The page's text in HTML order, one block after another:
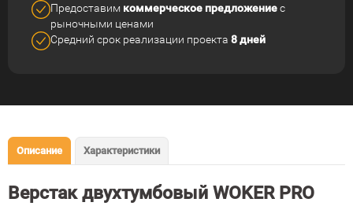
Предоставим коммерческое предложениес
рыночными ценами
Средний срок реализации проекта 8 дней
Описание Характеристики
Верстак двухтумбовый WOKER PRO